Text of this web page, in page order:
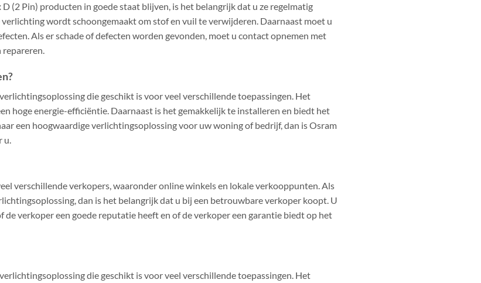
(2 Pin) producten in goede staat blijven, is het belangrijk dat u ze regelmatig
wordt schoongemaakt om stof en vuil te verwijderen. Daarnaast moet u
Als er schade of defecten worden gevonden, moet u contact opnemen met
repareren.
die geschikt is voor veel verschillende toepassingen. Het
hoge energie-efficiëntie. Daarnaast is het gemakkelijk te installeren en biedt het
een hoogwaardige verlichtingsoplossing voor uw woning of bedrijf, dan is Osram
u.
verschillende verkopers, waaronder online winkels en lokale verkooppunten. Als
dan is het belangrijk dat u bij een betrouwbare verkoper koopt. U
verkoper een goede reputatie heeft en of de verkoper een garantie biedt op het
die geschikt is voor veel verschillende toepassingen. Het